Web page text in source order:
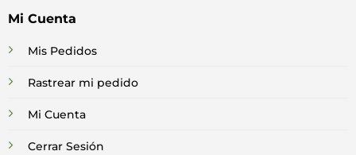
Mi Cuenta
Mis Pedidos
Rastrear mi pedido
Mi Cuenta
Cerrar Sesión